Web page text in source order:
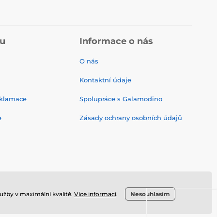
Informace o nás
O nás
Kontaktní údaje
Spolupráce s Galamodino
Zásady ochrany osobních údajů
v maximální kvalitě. Více informací. Nesouhlasím